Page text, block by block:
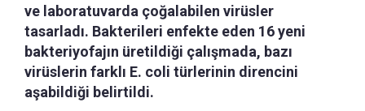
ve laboratuvarda çoğalabilen virüsler
tasarladı. Bakterileri enfekte eden 16 yeni
bakteriyofajın üretildiği çalışmada, bazı
virüslerin farklı E. coli türlerinin direncini
aşabildiği belirtildi.